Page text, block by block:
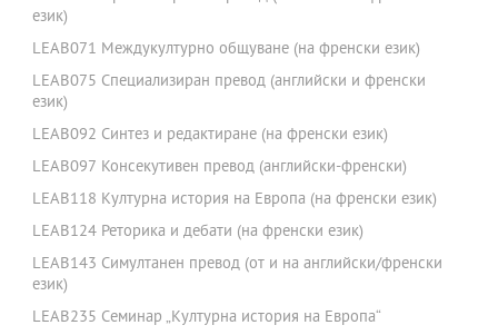
език)
LEAB071 Междукултурно общуване (на френски език)
LEAB075 Специализиран превод (английски и френски
език)
LEAB092 Синтез и редактиране (на френски език)
LEAB097 Консекутивен превод (английски-френски)
LEAB118 Културна история на Европа (на френски език)
LEAB124 Реторика и дебати (на френски език)
LEAB143 Симултанен превод (от и на английски/френски
език)
LEAB235 Семинар „Културна история на Европа“